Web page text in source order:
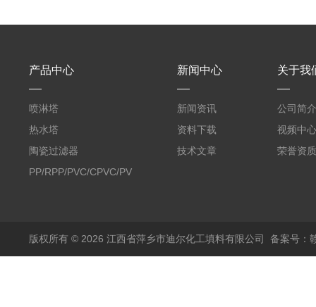
产品中心
喷淋塔
热水塔
陶瓷过滤器
PP/RPP/PVC/CPVC/PVDF
新闻中心
新闻资讯
资料下载
技术文章
关于我
公司简介
视频中心
荣誉资质
版权所有 © 2026 江西省萍乡市迪尔化工填料有限公司 备案号：